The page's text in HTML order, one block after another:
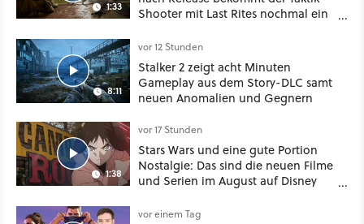
1:33
Shooter mit Last Rites nochmal ein
8:11
vor 12 Stunden
Stalker 2 zeigt acht Minuten
Gameplay aus dem Story-DLC samt
neuen Anomalien und Gegnern
1:38
vor 17 Stunden
Stars Wars und eine gute Portion
Nostalgie: Das sind die neuen Filme
und Serien im August auf Disney
vor einem Tag